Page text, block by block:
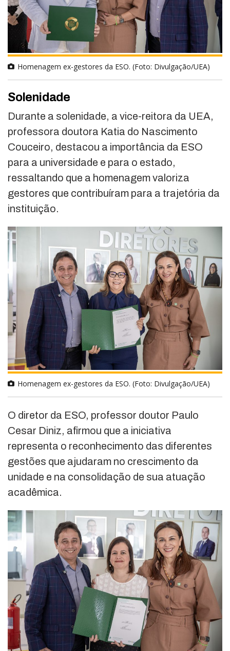
Homenagem ex-gestores da ESO. (Foto: Divulgação/UEA)
Solenidade
Durante a solenidade, a vice-reitora da UEA,
professora doutora Katia do Nascimento
Couceiro, destacou a importância da ESO
para a universidade e para o estado,
ressaltando que a homenagem valoriza
gestores que contribuíram para a trajetória da
instituição.
Homenagem ex-gestores da ESO. (Foto: Divulgação/UEA)
O diretor da ESO, professor doutor Paulo
Cesar Diniz, afirmou que a iniciativa
representa o reconhecimento das diferentes
gestões que ajudaram no crescimento da
unidade e na consolidação de sua atuação
acadêmica.